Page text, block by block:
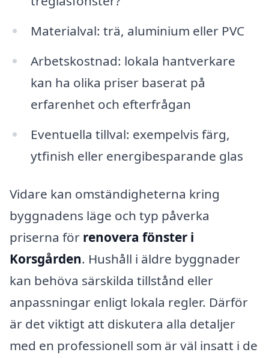
Materialval: trä, aluminium eller PVC
Arbetskostnad: lokala hantverkare
kan ha olika priser baserat på
erfarenhet och efterfrågan
Eventuella tillval: exempelvis färg,
ytfinish eller energibesparande glas
Vidare kan omständigheterna kring
byggnadens läge och typ påverka
priserna för renovera fönster i
Korsgården. Hushåll i äldre byggnader
kan behöva särskilda tillstånd eller
anpassningar enligt lokala regler. Därför
är det viktigt att diskutera alla detaljer
med en professionell som är väl insatt i de